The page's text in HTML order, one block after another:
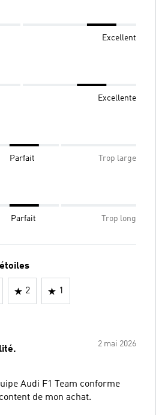
Excellent
Excellente
Parfait Trop large
Parfait Trop long
2 1
2 mai 2026
Audi F1 Team conforme
de mon achat.